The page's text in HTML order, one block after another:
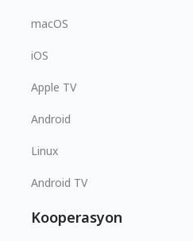
macOS
iOS
Apple TV
Android
Linux
Android TV
Kooperasyon